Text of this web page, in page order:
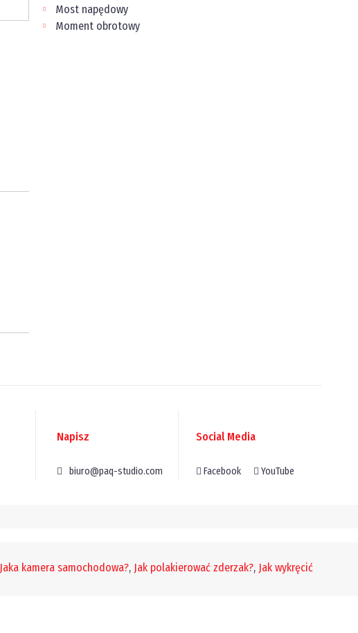
Most napędowy
Moment obrotowy
Napisz
biuro@paq-studio.com
Social Media
Facebook YouTube
Jaka kamera samochodowa?, Jak polakierować zderzak?, Jak wykręcić